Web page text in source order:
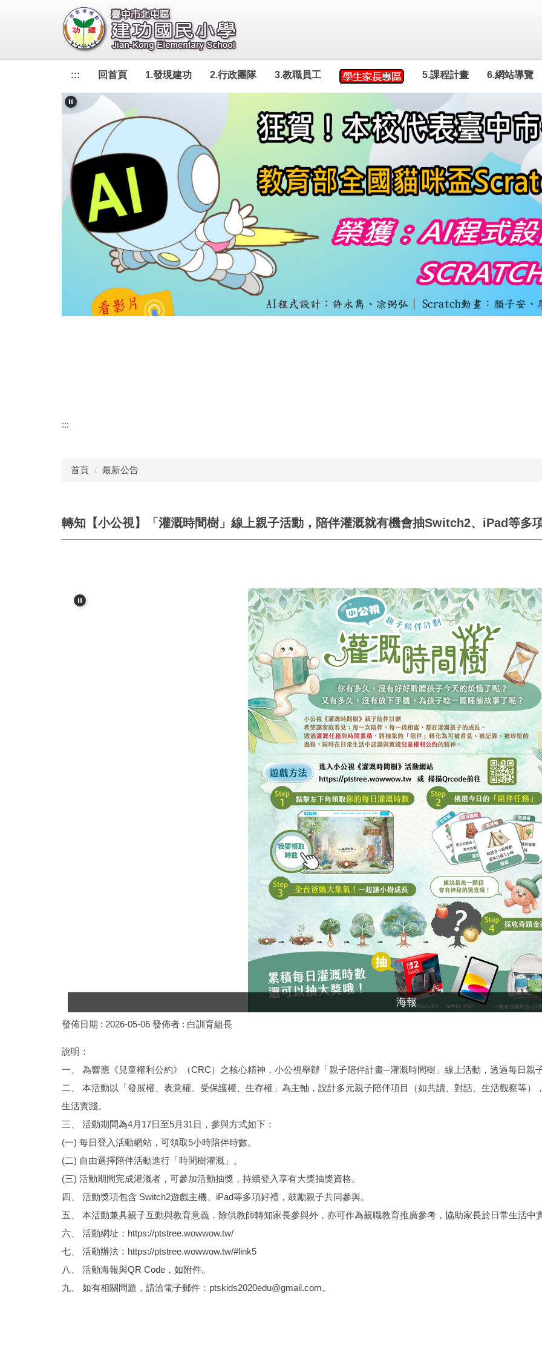
內
::: 回首頁 1.發現建功 2.行政團隊 3.教職員工 5.課程計畫 6.網站導覽
:::
首頁 最新公告
轉知【小公視】「灌溉時間樹」線上親子活動，陪伴灌溉就有機會抽Switch2、iPad等多
海報
發佈日期 : 2026-05-06 發佈者 : 白訓育組長
說明：
一、 為響應《兒童權利公約》（CRC）之核心精神，小公視舉辦「親子陪伴計畫─灌溉時間樹」線上活動，透過每日親
二、 本活動以「發展權、表意權、受保護權、生存權」為主軸，設計多元親子陪伴項目（如共讀、對話、生活觀察等
生活實踐。
三、 活動期間為4月17日至5月31日，參與方式如下：
(一) 每日登入活動網站，可領取5小時陪伴時數。
(二) 自由選擇陪伴活動進行「時間樹灌溉」。
(三) 活動期間完成灌溉者，可參加活動抽獎，持續登入享有大獎抽獎資格。
四、 活動獎項包含 Switch2遊戲主機、iPad等多項好禮，鼓勵親子共同參與。
五、 本活動兼具親子互動與教育意義，除供教師轉知家長參與外，亦可作為親職教育推廣參考，協助家長於日常生活中
六、 活動網址：https://ptstree.wowwow.tw/
七、 活動辦法：https://ptstree.wowwow.tw/#link5
八、 活動海報與QR Code，如附件。
九、 如有相關問題，請洽電子郵件：ptskids2020edu@gmail.com。